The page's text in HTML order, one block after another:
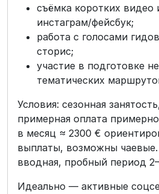
съёмка коротких видео
инстаграм/фейсбук;
работа с голосами
сторис;
участие в подготовке
тематических
Условия: сезонная
примерная оплата
в месяц ≈ 2300 €
выплаты, возможны
вводная, пробный период
Идеально — активные